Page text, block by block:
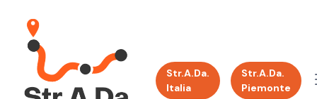
Str.A.Da.
Italia
Str.A.Da.
Piemonte